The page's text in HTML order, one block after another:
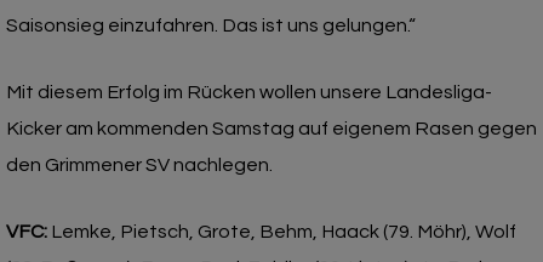
Saisonsieg einzufahren. Das ist uns gelungen.“
Mit diesem Erfolg im Rücken wollen unsere Landesliga-
Kicker am kommenden Samstag auf eigenem Rasen gegen
den Grimmener SV nachlegen.
VFC: Lemke, Pietsch, Grote, Behm, Haack (79. Möhr), Wolf